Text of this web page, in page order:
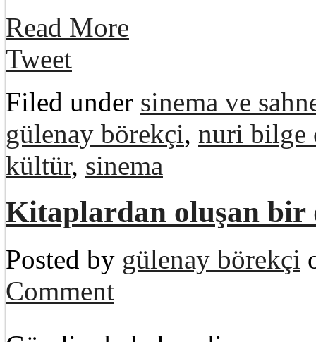
Read More
Tweet
Filed under sinema ve
gülenay börekçi, nuri bilge
kültür, sinema
Kitaplardan oluşan bir
Posted by gülenay börekçi
Comment